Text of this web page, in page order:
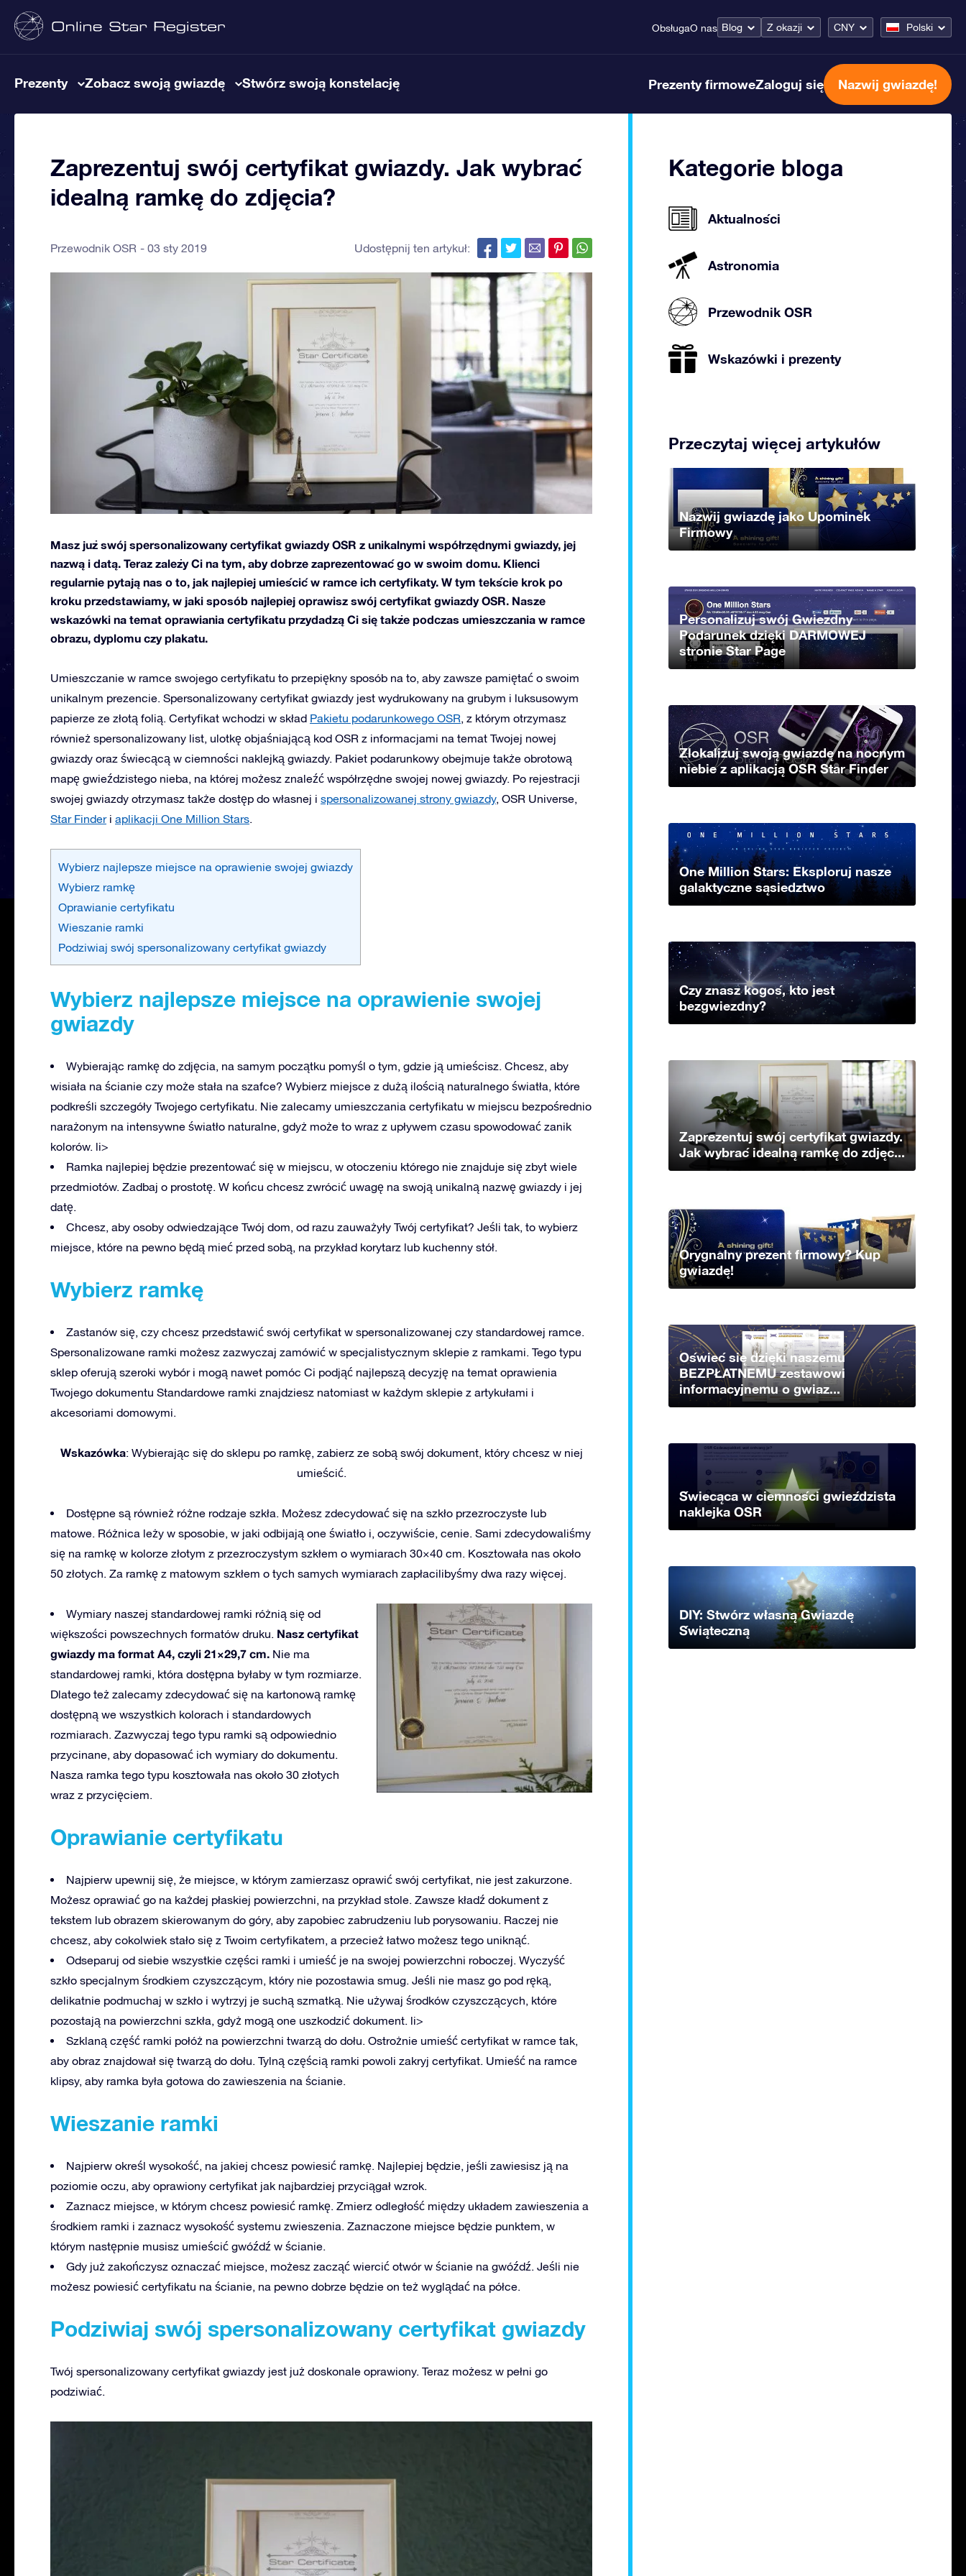
ObsługaO nas Blog Z okazji CNY Polski
Prezenty Zobacz swoją gwiazdę Stwórz swoją konstelację Prezenty firmoweZaloguj się Nazwij gwiazdę!
Zaprezentuj swój certyfikat gwiazdy. Jak wybrać
idealną ramkę do zdjęcia?
Przewodnik OSR 03 sty 2019 Udostępnij ten artykuł:
Masz już swój spersonalizowany certyfikat gwiazdy OSR z unikalnymi współrzędnymi gwiazdy, jej
nazwą i datą. Teraz zależy Ci na tym, aby dobrze zaprezentować go w swoim domu. Klienci
regularnie pytają nas o to, jak najlepiej umieścić w ramce ich certyfikaty. W tym tekście krok po
kroku przedstawiamy, w jaki sposób najlepiej oprawisz swój certyfikat gwiazdy OSR. Nasze
wskazówki na temat oprawiania certyfikatu przydadzą Ci się także podczas umieszczania w ramce
obrazu, dyplomu czy plakatu.
Umieszczanie w ramce swojego certyfikatu to przepiękny sposób na to, aby zawsze pamiętać o swoim
unikalnym prezencie. Spersonalizowany certyfikat gwiazdy jest wydrukowany na grubym i luksusowym
papierze ze złotą folią. Certyfikat wchodzi w skład Pakietu podarunkowego OSR, z którym otrzymasz
również spersonalizowany list, ulotkę objaśniającą kod OSR z informacjami na temat Twojej nowej
gwiazdy oraz świecącą w ciemności naklejką gwiazdy. Pakiet podarunkowy obejmuje także obrotową
mapę gwieździstego nieba, na której możesz znaleźć współrzędne swojej nowej gwiazdy. Po rejestracji
swojej gwiazdy otrzymasz także dostęp do własnej i spersonalizowanej strony gwiazdy, OSR Universe,
Star Finderi aplikacji One Million Stars.
Wybierz najlepsze miejsce na oprawienie swojej gwiazdy
Wybierz ramkę
Oprawianie certyfikatu
Wieszanie ramki
Podziwiaj swój spersonalizowany certyfikat gwiazdy
Wybierz najlepsze miejsce na oprawienie swojej
gwiazdy
Wybierając ramkę do zdjęcia, na samym początku pomyśl o tym, gdzie ją umieścisz. Chcesz, aby
wisiała na ścianie czy może stała na szafce? Wybierz miejsce z dużą ilością naturalnego światła, które
podkreśli szczegóły Twojego certyfikatu. Nie zalecamy umieszczania certyfikatu w miejscu bezpośrednio
narażonym na intensywne światło naturalne, gdyż może to wraz z upływem czasu spowodować zanik
kolorów. li>
Ramka najlepiej będzie prezentować się w miejscu, w otoczeniu którego nie znajduje się zbyt wiele
przedmiotów. Zadbaj o prostotę. W końcu chcesz zwrócić uwagę na swoją unikalną nazwę gwiazdy i jej
datę.
Chcesz, aby osoby odwiedzające Twój dom, od razu zauważyły Twój certyfikat? Jeśli tak, to wybierz
miejsce, które na pewno będą mieć przed sobą, na przykład korytarz lub kuchenny stół.
Wybierz ramkę
Zastanów się, czy chcesz przedstawić swój certyfikat w spersonalizowanej czy standardowej ramce.
Spersonalizowane ramki możesz zazwyczaj zamówić w specjalistycznym sklepie z ramkami. Tego typu
sklep oferują szeroki wybór i mogą nawet pomóc Ci podjąć najlepszą decyzję na temat oprawienia
Twojego dokumentu Standardowe ramki znajdziesz natomiast w każdym sklepie z artykułami i
akcesoriami domowymi.
Wskazówka: Wybierając się do sklepu po ramkę, zabierz ze sobą swój dokument, który chcesz w niej
umieścić.
Dostępne są również różne rodzaje szkła. Możesz zdecydować się na szkło przezroczyste lub
matowe. Różnica leży w sposobie, w jaki odbijają one światło i, oczywiście, cenie. Sami zdecydowaliśmy
się na ramkę w kolorze złotym z przezroczystym szkłem o wymiarach 30×40 cm. Kosztowała nas około
50 złotych. Za ramkę z matowym szkłem o tych samych wymiarach zapłacilibyśmy dwa razy więcej.
Wymiary naszej standardowej ramki różnią się od
większości powszechnych formatów druku. Nasz certyfikat
gwiazdy ma format A4, czyli 21×29,7 cm. Nie ma
standardowej ramki, która dostępna byłaby w tym rozmiarze.
Dlatego też zalecamy zdecydować się na kartonową ramkę
dostępną we wszystkich kolorach i standardowych
rozmiarach. Zazwyczaj tego typu ramki są odpowiednio
przycinane, aby dopasować ich wymiary do dokumentu.
Nasza ramka tego typu kosztowała nas około 30 złotych
wraz z przycięciem.
Oprawianie certyfikatu
Najpierw upewnij się, że miejsce, w którym zamierzasz oprawić swój certyfikat, nie jest zakurzone.
Możesz oprawiać go na każdej płaskiej powierzchni, na przykład stole. Zawsze kładź dokument z
tekstem lub obrazem skierowanym do góry, aby zapobiec zabrudzeniu lub porysowaniu. Raczej nie
chcesz, aby cokolwiek stało się z Twoim certyfikatem, a przecież łatwo możesz tego uniknąć.
Odseparuj od siebie wszystkie części ramki i umieść je na swojej powierzchni roboczej. Wyczyść
szkło specjalnym środkiem czyszczącym, który nie pozostawia smug. Jeśli nie masz go pod ręką,
delikatnie podmuchaj w szkło i wytrzyj je suchą szmatką. Nie używaj środków czyszczących, które
pozostają na powierzchni szkła, gdyż mogą one uszkodzić dokument. li>
Szklaną część ramki połóż na powierzchni twarzą do dołu. Ostrożnie umieść certyfikat w ramce tak,
aby obraz znajdował się twarzą do dołu. Tylną częścią ramki powoli zakryj certyfikat. Umieść na ramce
klipsy, aby ramka była gotowa do zawieszenia na ścianie.
Wieszanie ramki
Najpierw określ wysokość, na jakiej chcesz powiesić ramkę. Najlepiej będzie, jeśli zawiesisz ją na
poziomie oczu, aby oprawiony certyfikat jak najbardziej przyciągał wzrok.
Zaznacz miejsce, w którym chcesz powiesić ramkę. Zmierz odległość między układem zawieszenia a
środkiem ramki i zaznacz wysokość systemu zwieszenia. Zaznaczone miejsce będzie punktem, w
którym następnie musisz umieścić gwóźdź w ścianie.
Gdy już zakończysz oznaczać miejsce, możesz zacząć wiercić otwór w ścianie na gwóźdź. Jeśli nie
możesz powiesić certyfikatu na ścianie, na pewno dobrze będzie on też wyglądać na półce.
Podziwiaj swój spersonalizowany certyfikat gwiazdy
Twój spersonalizowany certyfikat gwiazdy jest już doskonale oprawiony. Teraz możesz w pełni go
podziwiać.
Kategorie bloga
Aktualności
Astronomia
Przewodnik OSR
Wskazówki i prezenty
Przeczytaj więcej artykułów
Nazwij gwiazdę jako Upominek
Firmowy
Personalizuj swój Gwiezdny
Podarunek dzięki DARMOWEJ
stronie Star Page
Zlokalizuj swoją gwiazdę na nocnym
niebie z aplikacją OSR Star Finder
One Million Stars: Eksploruj nasze
galaktyczne sąsiedztwo
Czy znasz kogoś, kto jest
bezgwiezdny?
Zaprezentuj swój certyfikat gwiazdy.
Jak wybrać idealną ramkę do zdjęc...
Orygnalny prezent firmowy? Kup
gwiazdę!
Oświeć się dzięki naszemu
BEZPŁATNEMU zestawowi
informacyjnemu o gwiaz...
Świecąca w ciemności gwieździsta
naklejka OSR
DIY: Stwórz własną Gwiazdę
Świąteczną